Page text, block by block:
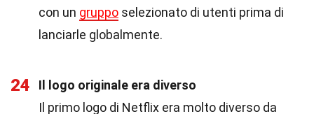
con un gruppo selezionato di utenti prima di
lanciarle globalmente.
24
Il logo originale era diverso
Il primo logo di Netflix era molto diverso da